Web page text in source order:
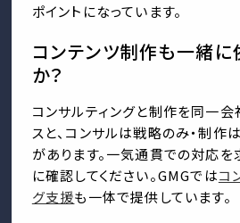
ポイントになっています。
コンテンツ制作も一緒に
か？
コンサルティングと制作を同一
スと、コンサルは戦略のみ・制作
があります。一気通貫での対応を
に確認してください。GMGではコ
グ支援も一体で提供しています。